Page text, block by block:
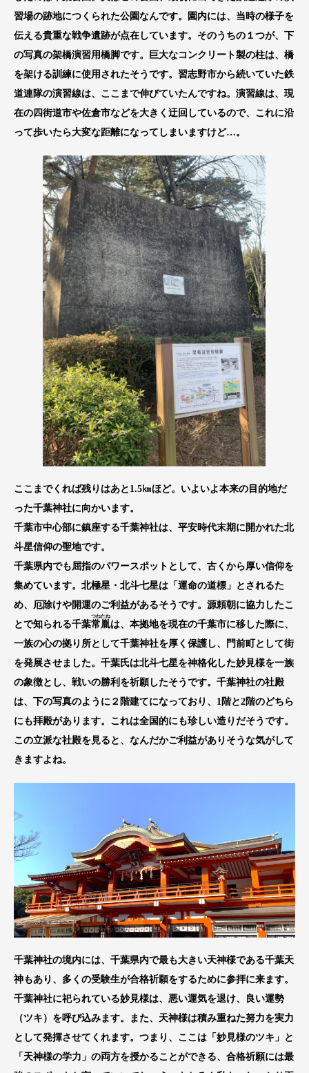
習場の跡地につくられた公園なんです。園内には、当時の様子を
伝える貴重な戦争遺跡が点在しています。そのうちの１つが、下
の写真の架橋演習用橋脚です。巨大なコンクリート製の柱は、橋
を架ける訓練に使用されたそうです。習志野市から続いていた鉄
道連隊の演習線は、ここまで伸びていたんですね。演習線は、現
在の四街道市や佐倉市などを大きく迂回しているので、これに沿
って歩いたら大変な距離になってしまいますけど…。
ここまでくれば残りはあと1.5㎞ほど。いよいよ本来の目的地だ
った千葉神社に向かいます。
千葉市中心部に鎮座する千葉神社は、平安時代末期に開かれた北
斗星信仰の聖地です。
千葉県内でも屈指のパワースポットとして、古くから厚い信仰を
集めています。北極星・北斗七星は「運命の道標」とされるた
め、厄除けや開運のご利益があるそうです。源頼朝に協力したこ
とで知られる千葉常
つね
胤
たね
は、本拠地を現在の千葉市に移した際に、
一族の心の拠り所として千葉神社を厚く保護し、門前町として街
を発展させました。千葉氏は北斗七星を神格化した妙見様を一族
の象徴とし、戦いの勝利を祈願したそうです。千葉神社の社殿
は、下の写真のように２階建てになっており、1階と2階のどちら
にも拝殿があります。これは全国的にも珍しい造りだそうです。
この立派な社殿を見ると、なんだかご利益がありそうな気がして
きますよね。
千葉神社の境内には、千葉県内で最も大きい天神様である千葉天
神もあり、多くの受験生が合格祈願をするために参拝に来ます。
千葉神社に祀られている妙見様は、悪い運気を退け、良い運勢
（ツキ）を呼び込みます。また、天神様は積み重ねた努力を実力
として発揮させてくれます。つまり、ここは「妙見様のツキ」と
「天神様の学力」の両方を授かることができる、合格祈願には最